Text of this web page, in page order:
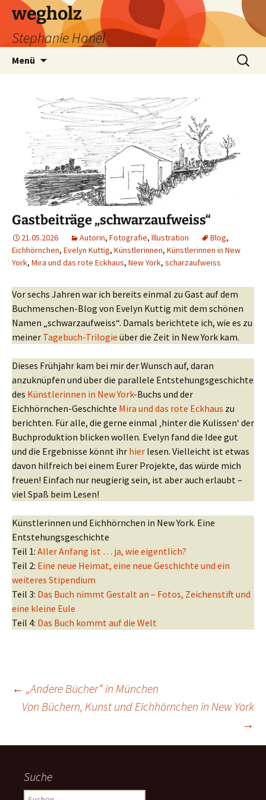
wegholz
Stephanie Hanel
Menü
Suchen
nach:
Gastbeiträge „schwarzaufweiss“
21.05.2026 Autorin, Fotografie, Illustration Blog,
Eichhörnchen, Evelyn Kuttig, Künstlerinnen, Künstlerinnen in New
York, Mira und das rote Eckhaus, New York, scharzaufweiss
Vor sechs Jahren war ich bereits einmal zu Gast auf dem
Buchmenschen-Blog von Evelyn Kuttig mit dem schönen
Namen „schwarzaufweiss“. Damals berichtete ich, wie es zu
meiner Tagebuch-Trilogie über die Zeit in New York kam.
Dieses Frühjahr kam bei mir der Wunsch auf, daran
anzuknüpfen und über die parallele Entstehungsgeschichte
des Künstlerinnen in New York-Buchs und der
Eichhörnchen-Geschichte Mira und das rote Eckhaus zu
berichten. Für alle, die gerne einmal ‚hinter die Kulissen‘ der
Buchproduktion blicken wollen. Evelyn fand die Idee gut
und die Ergebnisse könnt ihr hier lesen. Vielleicht ist etwas
davon hilfreich bei einem Eurer Projekte, das würde mich
freuen! Einfach nur neugierig sein, ist aber auch erlaubt –
viel Spaß beim Lesen!
Künstlerinnen und Eichhörnchen in New York. Eine
Entstehungsgeschichte
Teil 1: Aller Anfang ist … ja, wie eigentlich?
Teil 2: Eine neue Heimat, eine neue Geschichte und ein
weiteres Stipendium
Teil 3: Das Buch nimmt Gestalt an – Fotos, Zeichenstift und
eine kleine Eule
Teil 4: Das Buch kommt auf die Welt
Beitrags-
← „Andere Bücher“ in München
Von Büchern, Kunst und Eichhörnchen in New York
→
Suche
Suchen